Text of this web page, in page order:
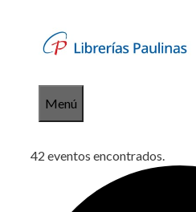
contenido
Menú
42 eventos encontrados.